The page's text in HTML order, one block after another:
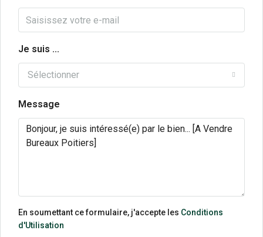
Je suis ...
Sélectionner
Message
En soumettant ce formulaire, j'accepte les Conditions
d'Utilisation